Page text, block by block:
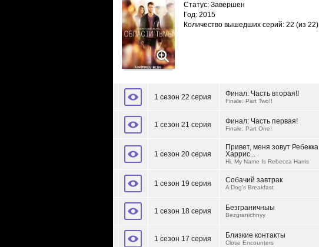
Статус: Завершен
Год: 2015
Количество вышедших серий: 22 (из 22)
1 сезон 22 серия Финал: Часть вторая!!
Finale: Part Two!!
1 сезон 21 серия Финал: Часть первая!
Finale: Part One!
1 сезон 20 серия
Привет, меня зовут Ребекка
Харрис...
Hi, My Name Is Rebecca Harris
1 сезон 19 серия Собачий завтрак
A Dog's Breakfast
1 сезон 18 серия Безграничныы
Bezgranichnyy
1 сезон 17 серия Близкие контакты
Close Encounters